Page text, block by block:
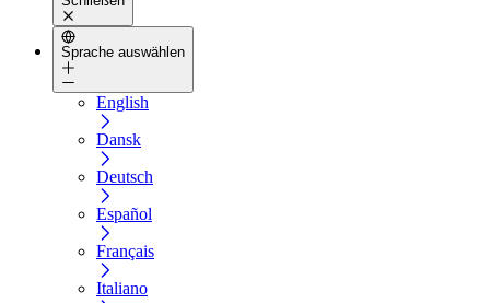
Sprache auswählen
English
Dansk
Deutsch
Español
Français
Italiano